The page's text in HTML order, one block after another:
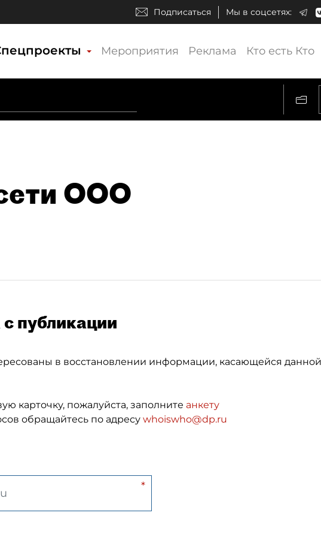
Подписаться Мы в соцсетях:
Мероприятия Реклама Кто есть Кто
ООО
публикации
в восстановлении информации, касающейся данной
карточку, пожалуйста, заполните анкету
обращайтесь по адресу whoiswho@dp.ru